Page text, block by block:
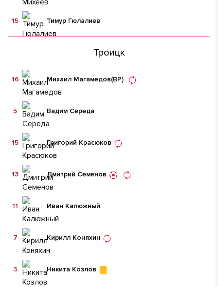
Тимур Гюлалиев
15
Троицк
Михаил Магамедов(ВР)
16
Вадим Середа
5
Григорий Красюков
15
Дмитрий Семенов
13
Иван Калюжный
11
Кирилл Коняхин
7
Никита Козлов
3